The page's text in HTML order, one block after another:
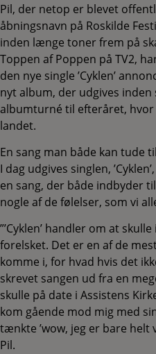
Pil, der netop er blevet
åbningsnavn på Roskilde
inden længe toner frem på
Toppen af Poppen på TV2,
den nye single ’Cyklen’
nyt album, der udgives
albumturné til efteråret,
landet.
En sang man både kan tude
I dag udgives singlen,
en sang, der både indbyder
nogle af de følelser, som vi
”’Cyklen’ handler om at
forelsket. Det er en af de
komme i, for hvad hvis det
skrevet sangen ud fra en
skulle på date i Assistens
kom gående mod mig med
tænkte ’wow, jeg er bare helt
Pil.